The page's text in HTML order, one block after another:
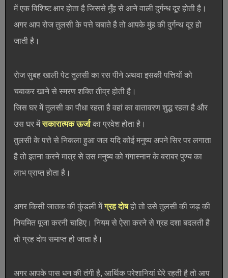
में एक विशिष्ट क्षार होता है जिससे मुँह से आने वाली दुर्गन्ध दूर होती है।
अगर आप रोज तुलसी के पत्ते चबाते है तो आपके मुंह की दुर्गन्थ दूर हो
जाती है।
रोज सुबह खाली पेट तुलसी का रस पीने अथवा इसकी पत्तियों को
चबाकर खाने से स्मरण शक्ति तीव्र होती है।
जिस घर में तुलसी का पौधा रहता है वहां का वातावरण शुद्ध रहता है और
उस घर मेंसकारात्मक ऊर्जाका प्रवेश होता है।
तुलसी के पत्ते से निकला हुआ जल यदि कोई मनुष्य अपने सिर पर लगाता
है तो इतना करने मात्र से उस मनुष्य को गंगास्नान के बराबर पुण्य का
लाभ प्राप्त होता है।
अगर किसी जातक की कुंडली मेंग्रह दोषहो तो उसे तुलसी की जड़ की
नियमित पूजा करनी चाहिए। नियम से ऐसा करने से ग्रह दशा बदलती है
तो ग्रह दोष समाप्त हो जाता है।
अगर आपके पास धन की तंगी है, आर्थिक परेशानियां घेरे रहती है तो आप